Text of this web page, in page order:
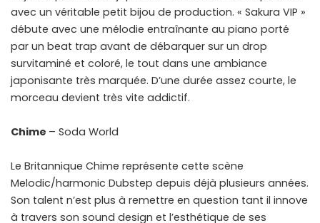
avec un véritable petit bijou de production. « Sakura VIP »
débute avec une mélodie entraînante au piano porté
par un beat trap avant de débarquer sur un drop
survitaminé et coloré, le tout dans une ambiance
japonisante très marquée. D’une durée assez courte, le
morceau devient très vite addictif.
Chime – Soda World
Le Britannique Chime représente cette scène
Melodic/harmonic Dubstep depuis déjà plusieurs années.
Son talent n’est plus à remettre en question tant il innove
à travers son sound design et l’esthétique de ses